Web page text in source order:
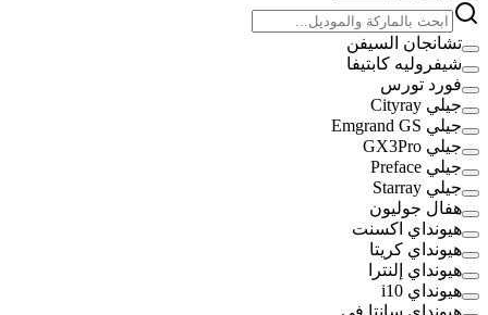
تشانجان السيفن
شيفروليه كابتيفا
فورد تورس
جيلي Cityray
جيلي Emgrand GS
جيلي GX3Pro
جيلي Preface
جيلي Starray
هفال جوليون
هيونداي اكسنت
هيونداي كريتا
هيونداي إلنترا
هيونداي i10
هيونداي سانتا في